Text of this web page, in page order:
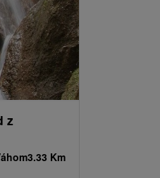
z
3.33 Km